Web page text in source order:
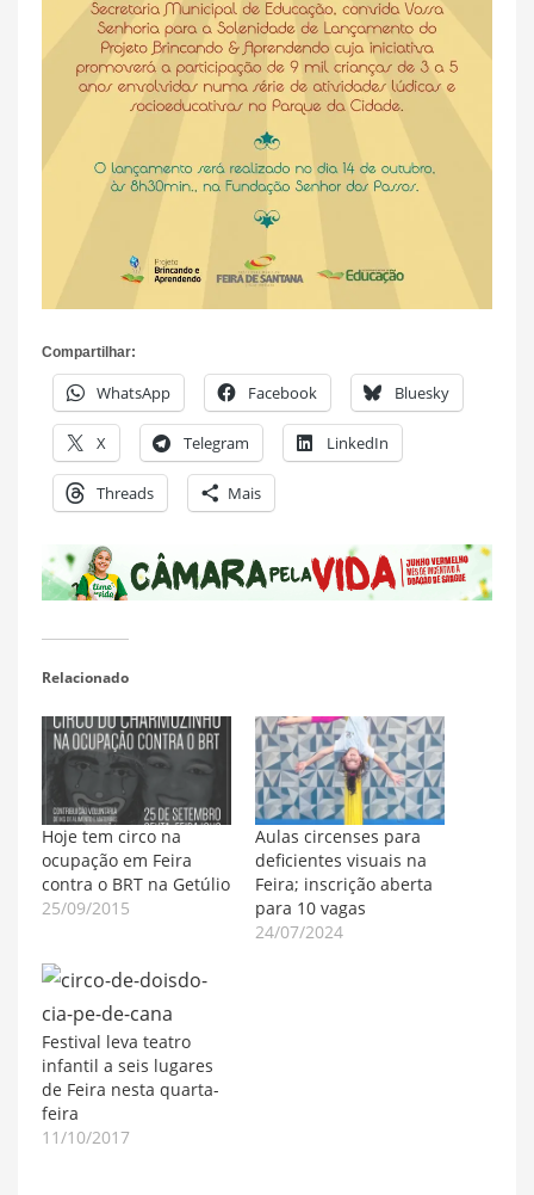
Compartilhar:
WhatsApp Facebook Bluesky
X Telegram LinkedIn
Threads Mais
Relacionado
Hoje tem circo na
ocupação em Feira
contra o BRT na Getúlio
25/09/2015
Aulas circenses para
deficientes visuais na
Feira; inscrição aberta
para 10 vagas
24/07/2024
Festival leva teatro
infantil a seis lugares
de Feira nesta quarta-
feira
11/10/2017